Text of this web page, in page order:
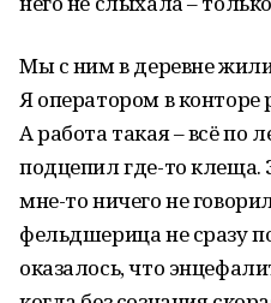
Мы с ним в деревне
Я оператором в конторе
А работа такая – всё по
подцепил где-то клеща.
мне-то ничего не
фельдшерица не сразу
оказалось, что